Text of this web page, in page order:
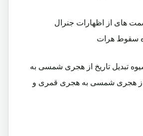
های از اظهارات جنرال
سقوط هرات
تبدیل تاریخ از هجری شمسی به
از هجری شمسی به هجری قمری و